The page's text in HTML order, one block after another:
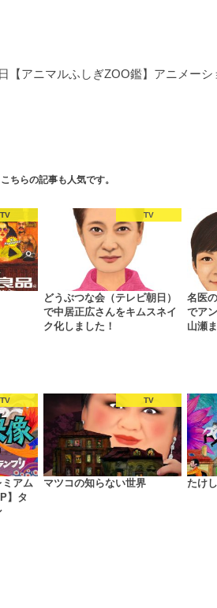
【アニマルふしぎZOO鑑】アニメーシ
こちらの記事も人気です。
TV TV
どうぶつな会（テレビ朝日）
で中居正広さんをキムスネイ
ク化しました！
名医
でア
山瀬
TV
ミアム
】タ
TV
マツコの知らない世界 たけ